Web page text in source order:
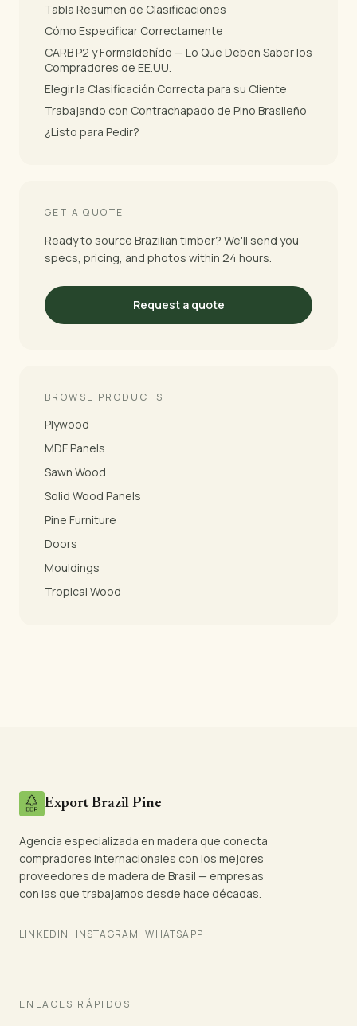
Tabla Resumen de Clasificaciones
Cómo Especificar Correctamente
CARB P2 y Formaldehído — Lo Que Deben Saber los
Compradores de EE.UU.
Elegir la Clasificación Correcta para su Cliente
Trabajando con Contrachapado de Pino Brasileño
¿Listo para Pedir?
GET A QUOTE
Ready to source Brazilian timber? We'll send you
specs, pricing, and photos within 24 hours.
Request a quote
BROWSE PRODUCTS
Plywood
MDF Panels
Sawn Wood
Solid Wood Panels
Pine Furniture
Doors
Mouldings
Tropical Wood
Export Brazil Pine
Agencia especializada en madera que conecta
compradores internacionales con los mejores
proveedores de madera de Brasil — empresas
con las que trabajamos desde hace décadas.
LINKEDIN INSTAGRAM WHATSAPP
ENLACES RÁPIDOS